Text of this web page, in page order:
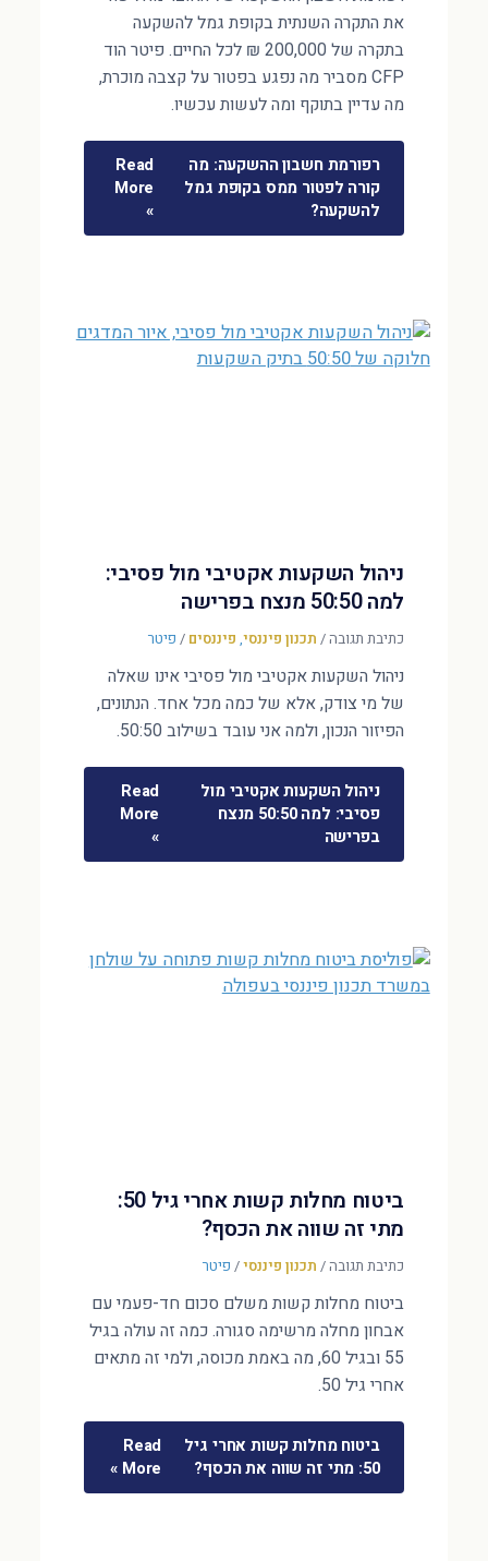
את התקרה השנתית בקופת גמל להשקעה
בתקרה של 200,000 ₪ לכל החיים. פיטר הוד
CFP מסביר מה נפגע בפטור על קצבה מוכרת,
מה עדיין בתוקף ומה לעשות עכשיו.
רפורמת חשבון ההשקעה: מה
קורה לפטור ממס בקופת גמל
להשקעה?
Read
More
»
ניהול השקעות אקטיבי מול פסיבי:
למה 50:50 מנצח בפרישה
כתיבת תגובה/ תכנון פיננסי, פיננסים / פיטר
ניהול השקעות אקטיבי מול פסיבי אינו שאלה
של מי צודק, אלא של כמה מכל אחד. הנתונים,
הפיזור הנכון, ולמה אני עובד בשילוב 50:50.
ניהול השקעות אקטיבי מול
פסיבי: למה 50:50 מנצח
בפרישה
Read
More
»
ביטוח מחלות קשות אחרי גיל 50:
מתי זה שווה את הכסף?
כתיבת תגובה/ תכנון פיננסי/ פיטר
ביטוח מחלות קשות משלם סכום חד-פעמי עם
אבחון מחלה מרשימה סגורה. כמה זה עולה בגיל
55 ובגיל 60, מה באמת מכוסה, ולמי זה מתאים
אחרי גיל 50.
ביטוח מחלות קשות אחרי גיל
50: מתי זה שווה את הכסף?
Read
More »